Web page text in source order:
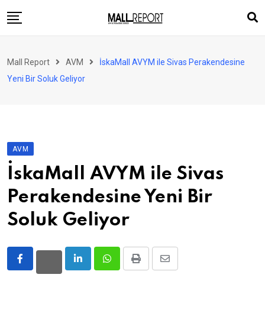
to
Perakende
Ürün ve Hizmet
Enerji
Haber
Gündem
Mall Report AVM
İskaMall AVYM ile Sivas Perakendesine
Yeni Bir Soluk Geliyor
AVM
İskaMall AVYM ile Sivas
Perakendesine Yeni Bir
Soluk Geliyor
LinkedInWhatsappPrint
Share